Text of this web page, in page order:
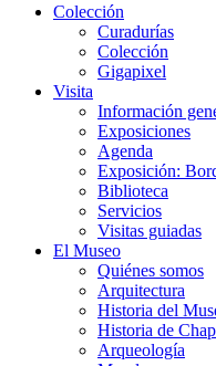
Colección
Curadurías
Colección
Gigapixel
Visita
Información
Exposiciones
Agenda
Exposición:
Biblioteca
Servicios
Visitas guiadas
El Museo
Quiénes somos
Arquitectura
Historia del
Historia de
Arqueología